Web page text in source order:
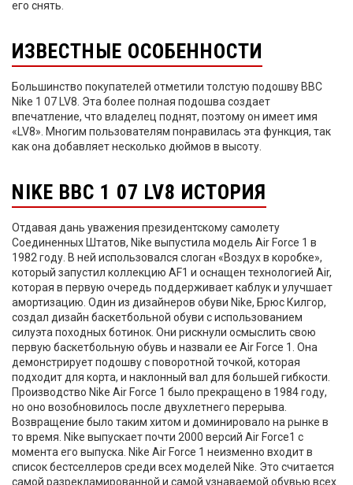
его снять.
ИЗВЕСТНЫЕ ОСОБЕННОСТИ
Большинство покупателей отметили толстую подошву ВВС
Nike 1 07 LV8. Эта более полная подошва создает
впечатление, что владелец поднят, поэтому он имеет имя
«LV8». Многим пользователям понравилась эта функция, так
как она добавляет несколько дюймов в высоту.
NIKE ВВС 1 07 LV8 ИСТОРИЯ
Отдавая дань уважения президентскому самолету
Соединенных Штатов, Nike выпустила модель Air Force 1 в
1982 году. В ней использовался слоган «Воздух в коробке»,
который запустил коллекцию AF1 и оснащен технологией Air,
которая в первую очередь поддерживает каблук и улучшает
амортизацию. Один из дизайнеров обуви Nike, Брюс Килгор,
создал дизайн баскетбольной обуви с использованием
силуэта походных ботинок. Они рискнули осмыслить свою
первую баскетбольную обувь и назвали ее Air Force 1. Она
демонстрирует подошву с поворотной точкой, которая
подходит для корта, и наклонный вал для большей гибкости.
Производство Nike Air Force 1 было прекращено в 1984 году,
но оно возобновилось после двухлетнего перерыва.
Возвращение было таким хитом и доминировало на рынке в
то время. Nike выпускает почти 2000 версий Air Force1 с
момента его выпуска. Nike Air Force 1 неизменно входит в
список бестселлеров среди всех моделей Nike. Это считается
самой разрекламированной и самой узнаваемой обувью всех